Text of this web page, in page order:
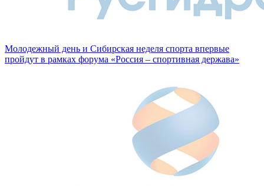
Молодежный день и Сибирская неделя спорта впервые
пройдут в рамках форума «Россия – спортивная держава»